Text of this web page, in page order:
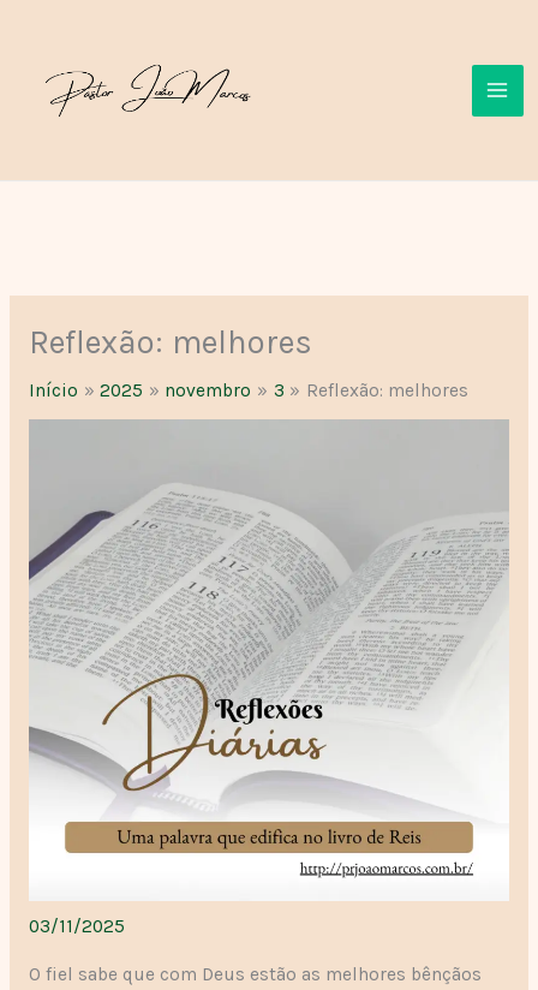
conteúdo
Reflexão: melhores
Início 2025 novembro 3 Reflexão: melhores
03/11/2025
O fiel sabe que com Deus estão as melhores bênçãos